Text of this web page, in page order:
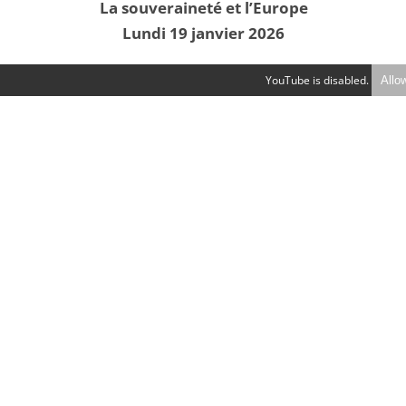
La souveraineté et l’Europe
Lundi 19 janvier 2026
YouTube is disabled.